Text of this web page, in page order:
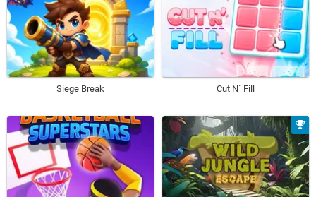
Siege Break Cut N´ Fill